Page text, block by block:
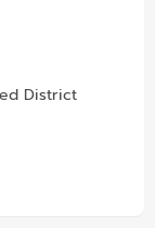
District